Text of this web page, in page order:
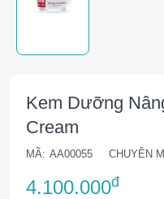
Kem Dưỡng
Cream
MÃ: AA00055 CHUYÊN
4.100.000đ